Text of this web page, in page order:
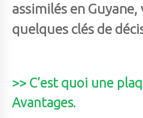
assimilés en Guyane,
quelques clés de
>> C’est quoi une
Avantages.